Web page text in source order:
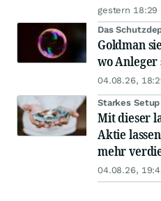
gestern 18:29
Das
Goldman
wo Anleger
04.08.26,
Starkes
Mit dieser
Aktie
mehr
04.08.26,